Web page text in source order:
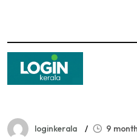
loginkerala 9